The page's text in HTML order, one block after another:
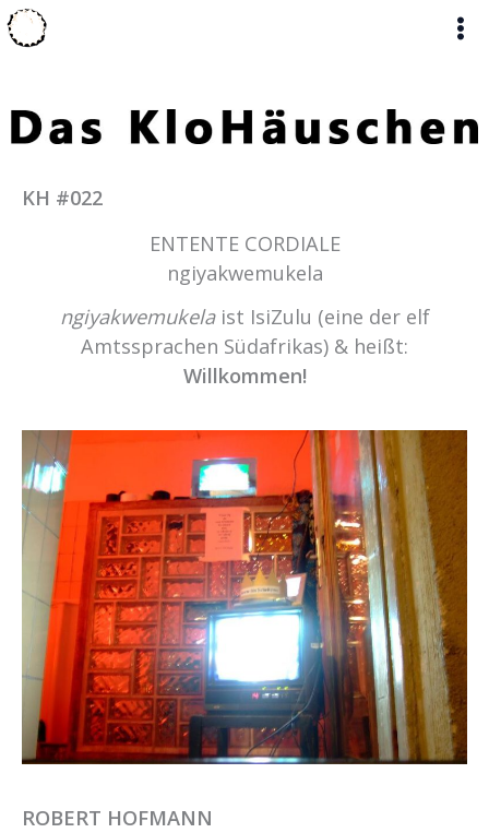
Zum
Inhalt
KH #022
ENTENTE CORDIALE
ngiyakwemukela
ngiyakwemukelaist IsiZulu (eine der elf
Amtssprachen Südafrikas) & heißt:
Willkommen!
ROBERT HOFMANN